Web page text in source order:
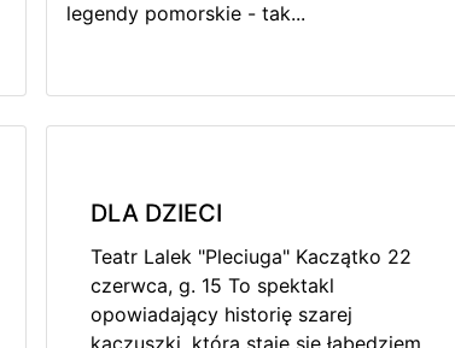
legendy pomorskie - tak...
DLA DZIECI
Teatr Lalek "Pleciuga" Kaczątko 22
czerwca, g. 15 To spektakl
opowiadający historię szarej